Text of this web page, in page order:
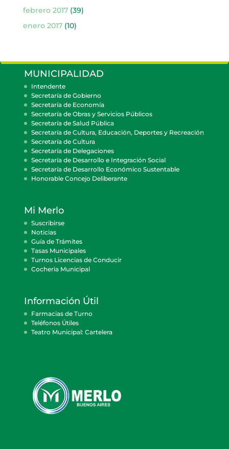
febrero 2017(39)
enero 2017(10)
MUNICIPALIDAD
Intendente
Secretaría de Gobierno
Secretaría de Economía
Secretaría de Obras y Servicios Públicos
Secretaría de Salud Pública
Secretaría de Cultura, Educación, Deportes y Recreación
Secretaría de Cultura
Secretaría de Delegaciones
Secretaría de Desarrollo e Integración Social
Secretaría de Desarrollo Económico Sustentable
Honorable Concejo Deliberante
Mi Merlo
Suscribirse
Noticias
Guía de Trámites
Tasas Municipales
Turnos Licencias de Conducir
Cocheria Municipal
Información Útil
Farmacias de Turno
Teléfonos Útiles
Teatro Municipal: Cartelera